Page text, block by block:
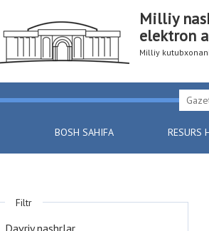
Milliy
elektron
Milliy
BOSH SAHIFA RESURS
Filtr
Davriy nashrlar